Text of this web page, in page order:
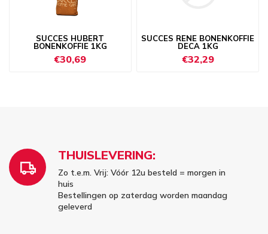
SUCCES HUBERT
BONENKOFFIE 1KG
€30,69
SUCCES RENE BONENKOFFIE
DECA 1KG
€32,29
THUISLEVERING:
Zo t.e.m. Vrij: Vóór 12u besteld = morgen in
huis
Bestellingen op zaterdag worden maandag
geleverd